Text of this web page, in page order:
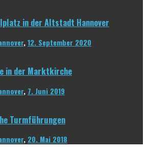
in der Altstadt Hannover
,12. September 2020
in der Marktkirche
, 7. Juni 2019
Turmführungen
, 20. Mai 2018